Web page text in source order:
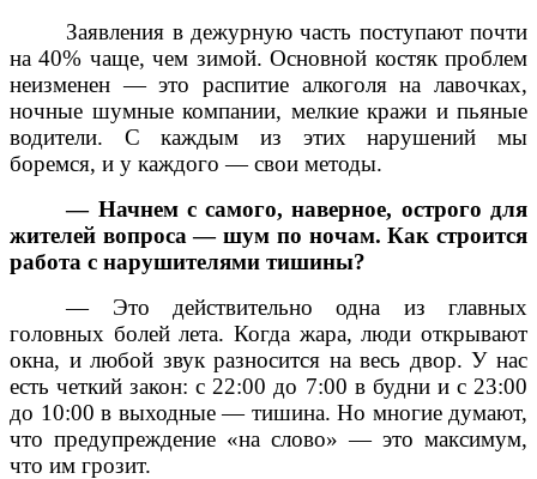
Заявления в дежурную часть поступают почти
на 40% чаще, чем зимой. Основной костяк проблем
неизменен — это распитие алкоголя на лавочках,
ночные шумные компании, мелкие кражи и пьяные
водители. С каждым из этих нарушений мы
боремся, и у каждого — свои методы.
— Начнем с самого, наверное, острого для
жителей вопроса — шум по ночам. Как строится
работа с нарушителями тишины?
— Это действительно одна из главных
головных болей лета. Когда жара, люди открывают
окна, и любой звук разносится на весь двор. У нас
есть четкий закон: с 22:00 до 7:00 в будни и с 23:00
до 10:00 в выходные — тишина. Но многие думают,
что предупреждение «на слово» — это максимум,
что им грозит.